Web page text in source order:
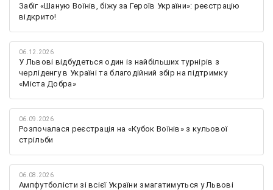
Забіг «Шаную Воїнів, біжу за Героїв України»: реєстрацію
відкрито!
06.12.2026
У Львові відбудеться один із найбільших турнірів з
черліденгу в Україні та благодійний збір на підтримку
«Міста Добра»
06.09.2026
Розпочалася реєстрація на «Кубок Воїнів» з кульової
стрільби
06.08.2026
Ампфутболісти зі всієї України змагатимуться у Львові